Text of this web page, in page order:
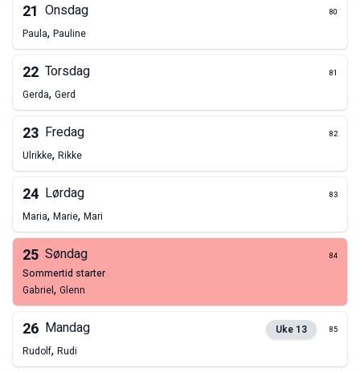
21 Onsdag 80
Paula, Pauline
22 Torsdag 81
Gerda, Gerd
23 Fredag 82
Ulrikke, Rikke
24 Lørdag 83
Maria, Marie, Mari
25 Søndag 84
sommertid starter
Gabriel, Glenn
26 Mandag Uke 13 85
Rudolf, Rudi